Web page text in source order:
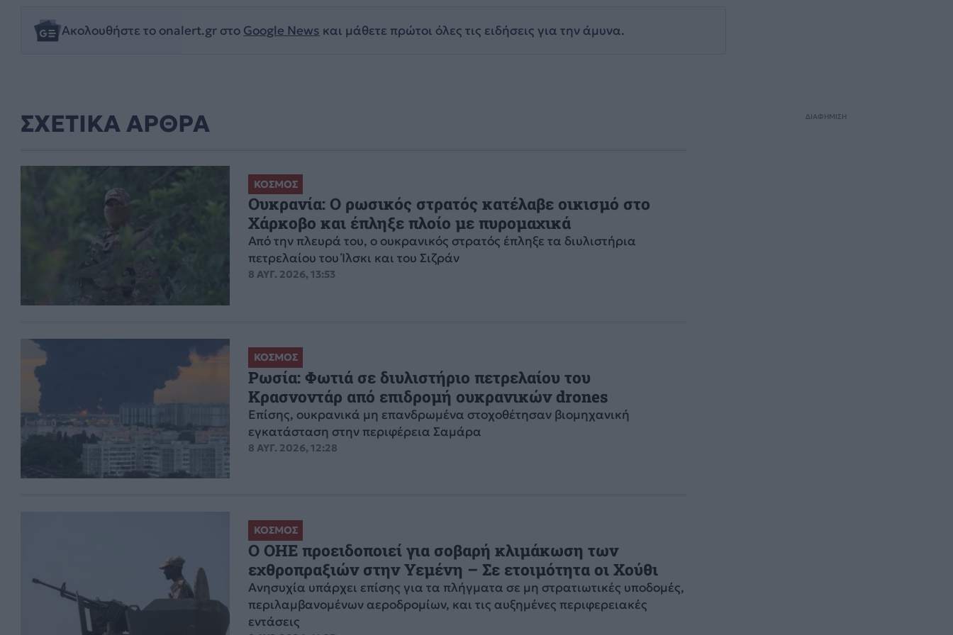
Ακολουθήστε το onalert.gr στο Google News και μάθετε πρώτοι όλες τις ειδήσεις για την άμυνα.
ΣΧΕΤΙΚΑ ΑΡΘΡΑ
ΚΟΣΜΟΣ
Ουκρανία: Ο ρωσικός στρατός κατέλαβε οικισμό στο
Χάρκοβο και έπληξε πλοίο με πυρομαχικά
Από την πλευρά του, ο ουκρανικός στρατός έπληξε τα διυλιστήρια
πετρελαίου του Ίλσκι και του Σιζράν
8 ΑΥΓ. 2026, 13:53
ΚΟΣΜΟΣ
Ρωσία: Φωτιά σε διυλιστήριο πετρελαίου του
Κρασνοντάρ από επιδρομή ουκρανικών drones
Επίσης, ουκρανικά μη επανδρωμένα στοχοθέτησαν βιομηχανική
εγκατάσταση στην περιφέρεια Σαμάρα
8 ΑΥΓ. 2026, 12:28
ΚΟΣΜΟΣ
Ο ΟΗΕ προειδοποιεί για σοβαρή κλιμάκωση των
εχθροπραξιών στην Υεμένη – Σε ετοιμότητα οι Χούθι
Ανησυχία υπάρχει επίσης για τα πλήγματα σε μη στρατιωτικές υποδομές,
περιλαμβανομένων αεροδρομίων, και τις αυξημένες περιφερειακές
εντάσεις
ΔΙΑΦΗΜΙΣΗ